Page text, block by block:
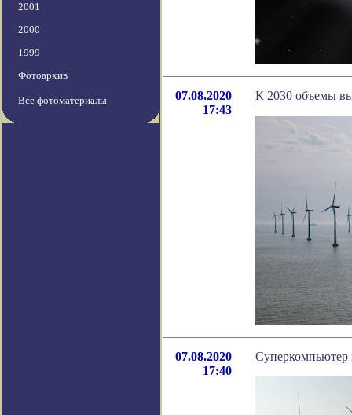
2001
2000
1999
Фотоархив
Все фотоматериалы
07.08.2020
17:43
К 2030 объемы
07.08.2020
17:40
Суперкомпьютер